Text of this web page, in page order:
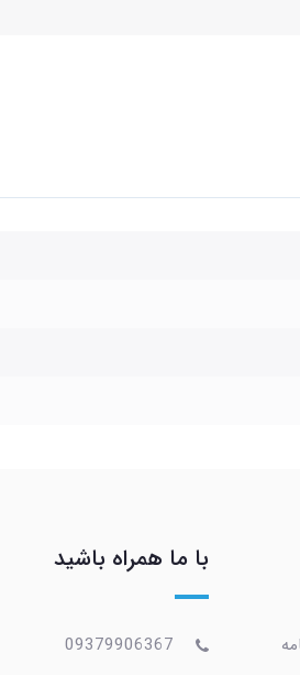
با ما همراه باشید
09379906367